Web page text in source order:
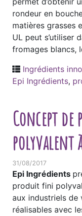
rondeur en
matières grasses
UL peut s’utiliser
fromages blancs,
Ingrédients
Epi Ingrédients,
Concept
polyvalent
31/08/2017
Epi Ingrédients
produit fini
aux industriels de
réalisables avec